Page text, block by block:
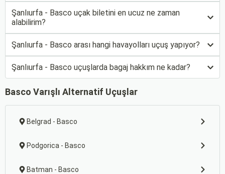
Şanlıurfa - Basco uçak biletini en ucuz ne zaman
alabilirim?
Şanlıurfa - Basco arası hangi havayolları uçuş yapıyor?
Şanlıurfa - Basco uçuşlarda bagaj hakkım ne kadar?
Basco Varışlı Alternatif Uçuşlar
Belgrad - Basco
Podgorica - Basco
Batman - Basco